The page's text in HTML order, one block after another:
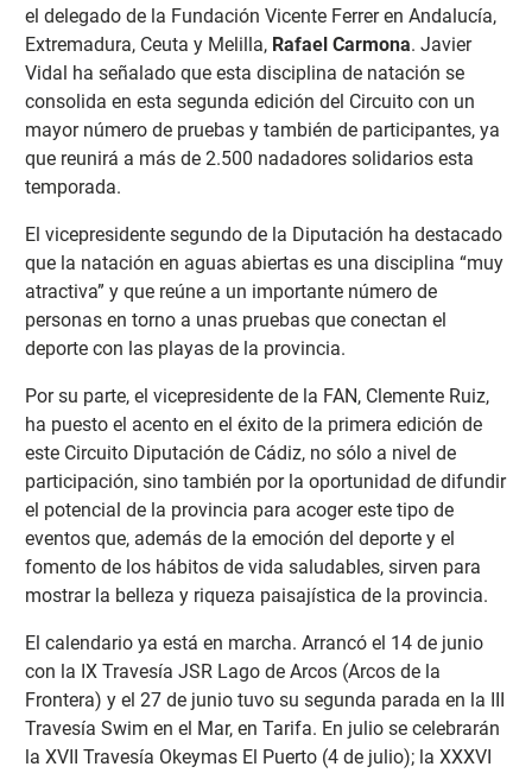
el delegado de la Fundación Vicente Ferrer en Andalucía,
Extremadura, Ceuta y Melilla, Rafael Carmona. Javier
Vidal ha señalado que esta disciplina de natación se
consolida en esta segunda edición del Circuito con un
mayor número de pruebas y también de participantes, ya
que reunirá a más de 2.500 nadadores solidarios esta
temporada.
El vicepresidente segundo de la Diputación ha destacado
que la natación en aguas abiertas es una disciplina “muy
atractiva” y que reúne a un importante número de
personas en torno a unas pruebas que conectan el
deporte con las playas de la provincia.
Por su parte, el vicepresidente de la FAN, Clemente Ruiz,
ha puesto el acento en el éxito de la primera edición de
este Circuito Diputación de Cádiz, no sólo a nivel de
participación, sino también por la oportunidad de difundir
el potencial de la provincia para acoger este tipo de
eventos que, además de la emoción del deporte y el
fomento de los hábitos de vida saludables, sirven para
mostrar la belleza y riqueza paisajística de la provincia.
El calendario ya está en marcha. Arrancó el 14 de junio
con la IX Travesía JSR Lago de Arcos (Arcos de la
Frontera) y el 27 de junio tuvo su segunda parada en la III
Travesía Swim en el Mar, en Tarifa. En julio se celebrarán
la XVII Travesía Okeymas El Puerto (4 de julio); la XXXVI